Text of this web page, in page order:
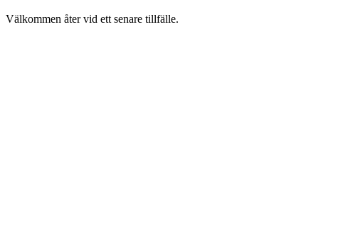
Välkommen åter vid ett senare tillfälle.